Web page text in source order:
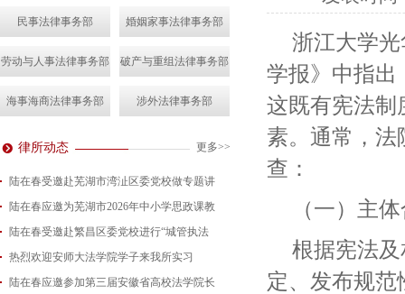
民事法律事务部 婚姻家事法律事务部
劳动与人事法律事务部 破产与重组法律事务部
海事海商法律事务部 涉外法律事务部
律所动态 更多>>
陆在春受邀赴芜湖市湾沚区委党校做专题讲
2026-08-04
陆在春应邀为芜湖市2026年中小学思政课教
2026-07-24
陆在春受邀赴繁昌区委党校进行“城管执法
2026-07-15
热烈欢迎安师大法学院学子来我所实习
2026-07-01
陆在春应邀参加第三届安徽省高校法学院长
浙江大学
学报》中指出
这既有宪法制
素。通常，法
查：
（一）主
根据宪法
定、发布规